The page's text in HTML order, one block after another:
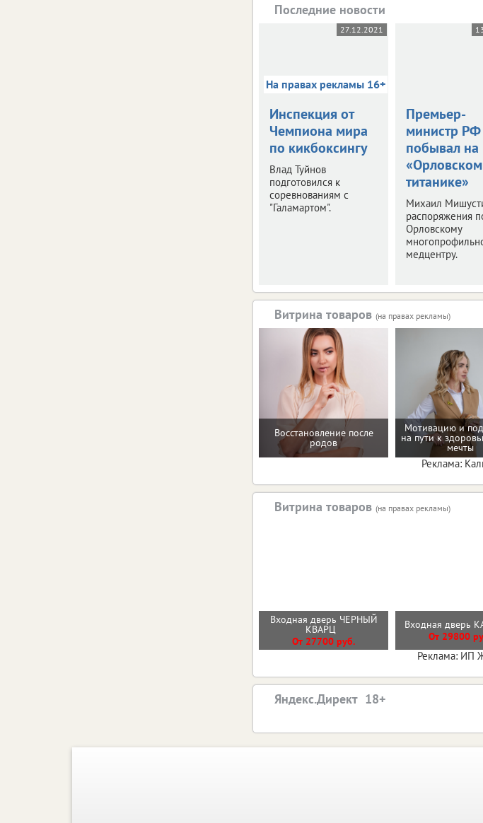
Последние новости
27.12.2021
На правах рекламы 16+
Инспекция от
Чемпиона мира
по кикбоксингу
Влад Туйнов
подготовился к
соревнованиям с
"Галамартом".
Премьер-
министр РФ
побывал на
«Орловском
титанике»
Михаил
распоряжения
Орловскому
медцентру.
Витрина товаров (на правах рекламы)
Восстановление после
родов
Мотивацию и
на пути к
мечты
Реклама:
Витрина товаров (на правах рекламы)
Входная дверь ЧЕРНЫЙ
КВАРЦ
От 27700 руб.
Входная дверь
От 29800
Реклама: ИП
Яндекс.Директ